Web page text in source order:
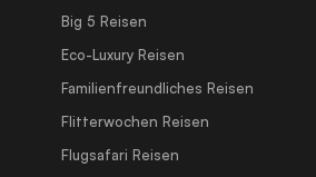
Big 5 Reisen
Eco-Luxury Reisen
Familienfreundliches Reisen
Flitterwochen Reisen
Flugsafari Reisen